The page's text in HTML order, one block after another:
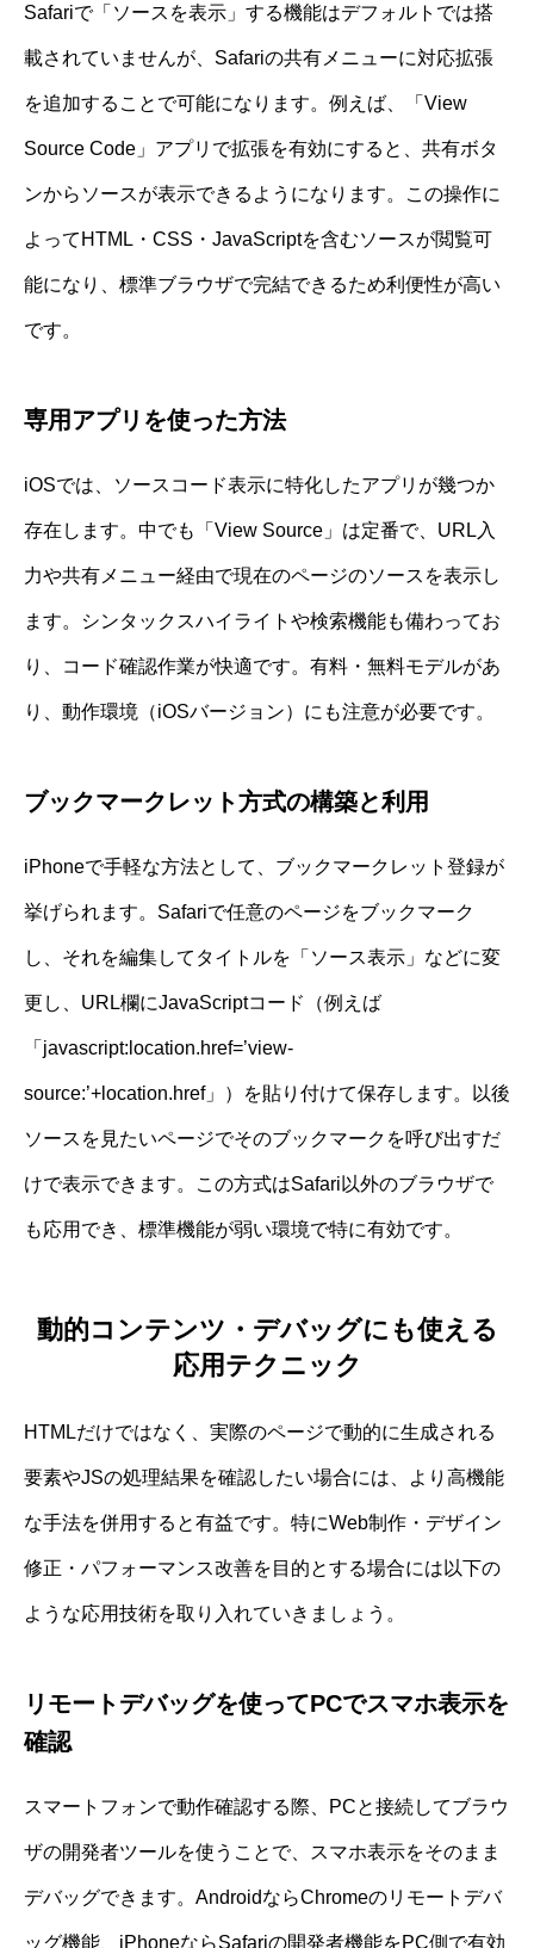
Safariで「ソースを表示」する機能はデフォルトでは搭
載されていませんが、Safariの共有メニューに対応拡張
を追加することで可能になります。例えば、「View
Source Code」アプリで拡張を有効にすると、共有ボタ
ンからソースが表示できるようになります。この操作に
よってHTML・CSS・JavaScriptを含むソースが閲覧可
能になり、標準ブラウザで完結できるため利便性が高い
です。
専用アプリを使った方法
iOSでは、ソースコード表示に特化したアプリが幾つか
存在します。中でも「View Source」は定番で、URL入
力や共有メニュー経由で現在のページのソースを表示し
ます。シンタックスハイライトや検索機能も備わってお
り、コード確認作業が快適です。有料・無料モデルがあ
り、動作環境（iOSバージョン）にも注意が必要です。
ブックマークレット方式の構築と利用
iPhoneで手軽な方法として、ブックマークレット登録が
挙げられます。Safariで任意のページをブックマーク
し、それを編集してタイトルを「ソース表示」などに変
更し、URL欄にJavaScriptコード（例えば
「javascript:location.href=’view-
source:’+location.href」）を貼り付けて保存します。以後
ソースを見たいページでそのブックマークを呼び出すだ
けで表示できます。この方式はSafari以外のブラウザで
も応用でき、標準機能が弱い環境で特に有効です。
動的コンテンツ・デバッグにも使える
応用テクニック
HTMLだけではなく、実際のページで動的に生成される
要素やJSの処理結果を確認したい場合には、より高機能
な手法を併用すると有益です。特にWeb制作・デザイン
修正・パフォーマンス改善を目的とする場合には以下の
ような応用技術を取り入れていきましょう。
リモートデバッグを使ってPCでスマホ表示を
確認
スマートフォンで動作確認する際、PCと接続してブラウ
ザの開発者ツールを使うことで、スマホ表示をそのまま
デバッグできます。AndroidならChromeのリモートデバ
ッグ機能、iPhoneならSafariの開発者機能をPC側で有効